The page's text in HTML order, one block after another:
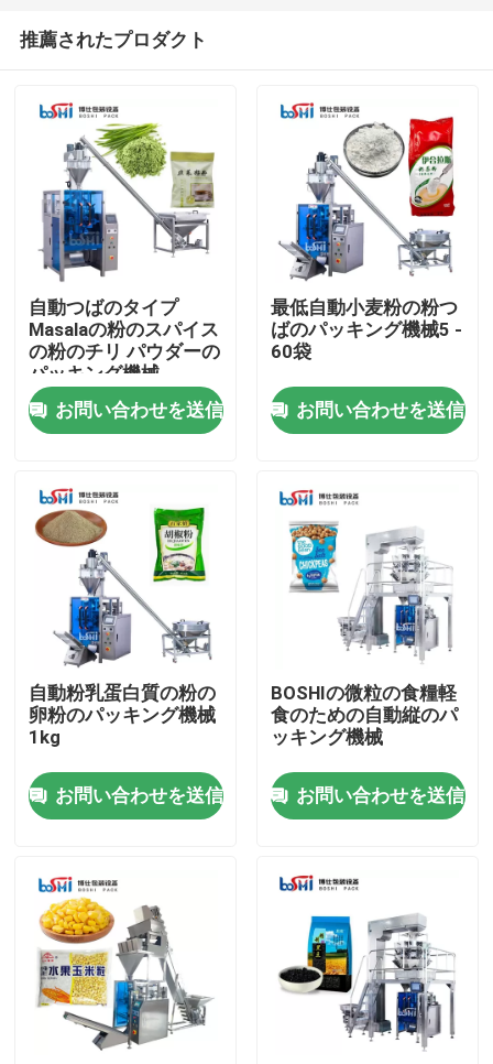
ホーム
企業情報
製品
粉末包装機
縦のパッキング機械
粉末充填機
軽食のパッキング機械
冷凍食品のパッキング機械
推薦されたプロダクト
自動つばのタイプ
Masalaの粉のスパイス
の粉のチリ パウダーの
パッキング機械
お問い合わせを送信
最低自動小麦粉の粉つ
ばのパッキング機械5 -
60袋
お問い合わせを送信
自動粉乳蛋白質の粉の
卵粉のパッキング機械
1kg
お問い合わせを送信
BOSHIの微粒の食糧軽
食のための自動縦のパ
ッキング機械
お問い合わせを送信